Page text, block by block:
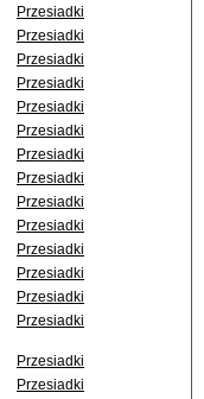
Przesiadki
Przesiadki
Przesiadki
Przesiadki
Przesiadki
Przesiadki
Przesiadki
Przesiadki
Przesiadki
Przesiadki
Przesiadki
Przesiadki
Przesiadki
Przesiadki
Przesiadki
Przesiadki